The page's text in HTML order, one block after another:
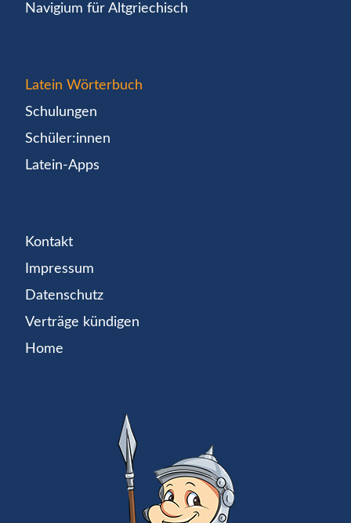
Navigium für Altgriechisch
Latein Wörterbuch
Schulungen
Schüler:innen
Latein-Apps
Kontakt
Impressum
Datenschutz
Verträge kündigen
Home